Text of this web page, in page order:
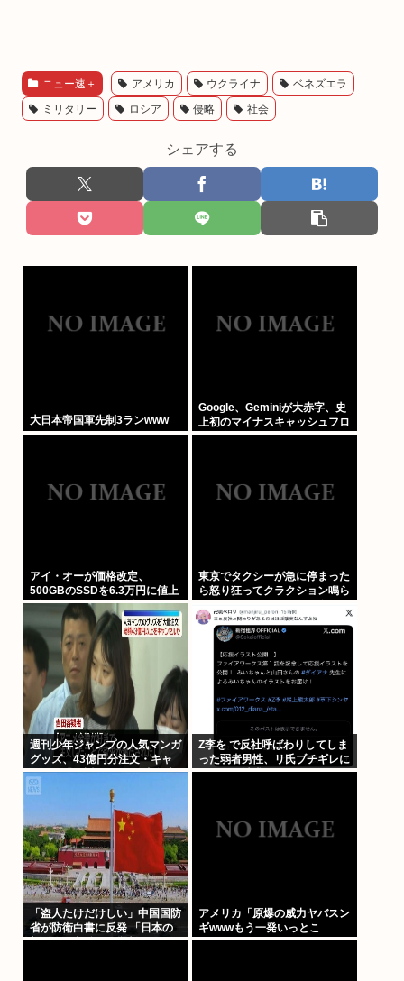
ニュー速＋ アメリカ ウクライナ ベネズエラ
ミリタリー ロシア 侵略 社会
シェアする
大日本帝国軍先制3ランwww
Google、Geminiが大赤字、史
上初のマイナスキャッシュフロ
ーに陥る
アイ・オーが価格改定、
500GBのSSDを6.3万円に値上
げしてしまう 元の値段3.4万か
らほぼ2倍の地獄へ
東京でタクシーが急に停まった
ら怒り狂ってクラクション鳴ら
バーwww
週刊少年ジャンプの人気マンガ
グッズ、43億円分注文・キャ
ンセル繰り返したか 32歳女逮
捕「注文したことで欲求が満た
Z李を で反社呼ばわりしてしま
った弱者男性、リ氏ブチギレに
より開示請求へ
「盗人たけだけしい」中国国防
省が防衛白書に反発 「日本の
新型軍国主義」と批判
アメリカ「原爆の威力ヤバスン
ギwwwもう一発いっとこ
www」これちょっとやりすぎ